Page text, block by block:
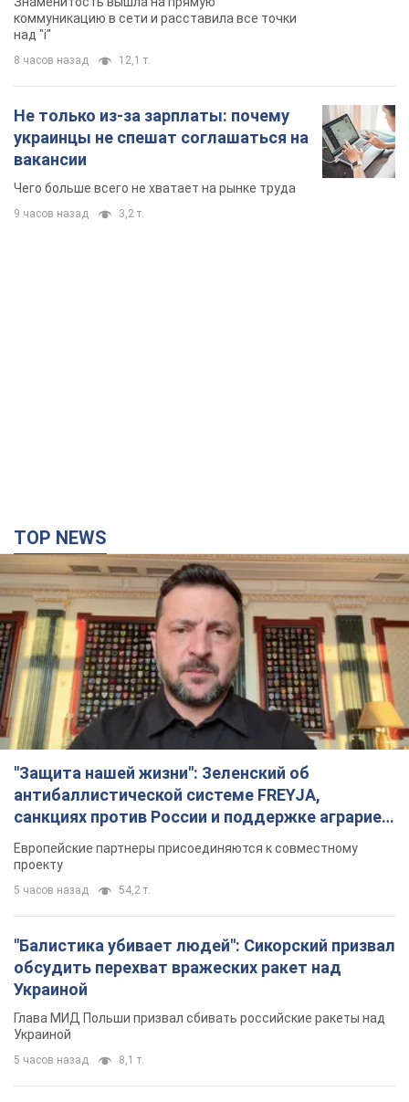
Чего больше всего не хватает на рынке труда
9 часов назад
"Защита нашей жизни": Зеленский об
антибаллистической системе FREYJA,
санкциях против России и поддержке аграриев.
Видео
Европейские партнеры присоединяются к совместному
проекту
5 часов назад 54,2 т.
"Балистика убивает людей": Сикорский призвал
обсудить перехват вражеских ракет над
Украиной
Россия нанесла удар с помощью дрона по
немецкому судну в Чёрном море у Одессы:
подробности
нанесли еще один удар беспилотником по судну